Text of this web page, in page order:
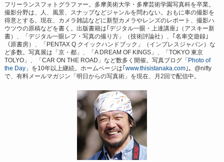
フリーランスフォトグラファー。多摩美術大学・多摩芸術学園写真科を卒業。
撮影分野は、人、風景、スナップなどジャンルを問わない。おもに車の撮影を
得意とする。現在、カメラ雑誌などに新型カメラやレンズのレポート、撮影ハ
ウツウの原稿などを書く。出版書籍は｢デジタル一眼・上達講座｣（アスキー新
書）、「デジタル一眼レフ・写真の撮り方」（技術評論社）、｢名車交遊録｣
（原書房）、「PENTAX Q クイックハンドブック」（インプレスジャパン）な
ど多数。写真展は「京・都」、「A DREAM OF KINGS」、「TOKYO 東京
TOLYO」、「CAR ON THE ROAD」など数多く開催。写真ブログ「Photo of
the Day 」を10年以上継続。ホームページは｢www.thisistanaka.com ｣。@nifty
で、有料メールマガジン「明日からの写真術」を現在、月2回で配信中。